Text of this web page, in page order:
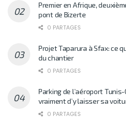
Premier en Afrique,
pont de Bizerte
0 PARTAGES
Projet Taparura à Sfax: ce
du chantier
0 PARTAGES
Parking de l’aéroport
vraiment d’y laisser sa
0 PARTAGES